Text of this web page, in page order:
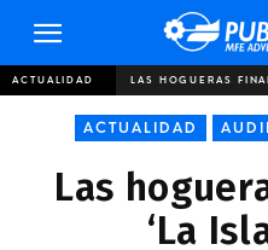
Publiespaña
ACTUALIDAD LAS HOGUERAS
ACTUALIDAD
Las
‘La